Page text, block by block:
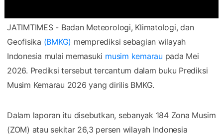
JATIMTIMES - Badan Meteorologi, Klimatologi, dan
Geofisika (BMKG) memprediksi sebagian wilayah
Indonesia mulai memasuki musim kemarau pada Mei
2026. Prediksi tersebut tercantum dalam buku Prediksi
Musim Kemarau 2026 yang dirilis BMKG.
Dalam laporan itu disebutkan, sebanyak 184 Zona Musim
(ZOM) atau sekitar 26,3 persen wilayah Indonesia